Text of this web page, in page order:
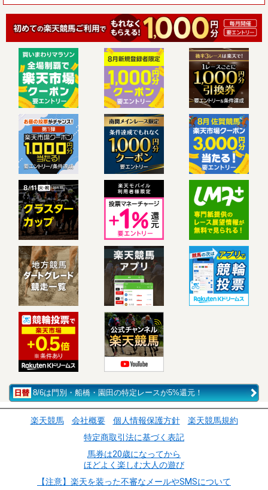
8/6は門別・船橋・園田の特定レースが5%還元！
楽天競馬 会社概要 個人情報保護方針
楽天競馬規約
特定商取引法に基づく表記
馬券は20歳になってから
ほどよく楽しむ大人の遊び
【注意】楽天を装った不審なメールやSMSについて